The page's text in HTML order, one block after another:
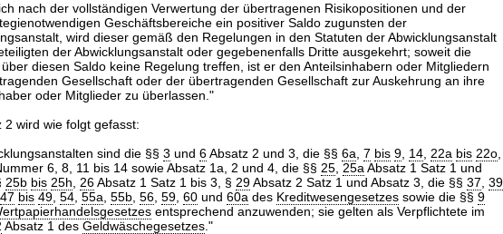
nach der vollständigen Verwertung der übertragenen Risikopositionen und der
Geschäftsbereiche ein positiver Saldo zugunsten der
wird dieser gemäß den Regelungen in den Statuten der Abwicklungsanstalt
der Abwicklungsanstalt oder gegebenenfalls Dritte ausgekehrt; soweit die
diesen Saldo keine Regelung treffen, ist er den Anteilsinhabern oder Mitgliedern
Gesellschaft oder der übertragenden Gesellschaft zur Auskehrung an ihre
oder Mitglieder zu überlassen."
2 wird wie folgt gefasst:
sind die §§ 3 und 6Absatz 2 und 3, die §§ 6a 7 bis 9, 14, 22a bis 22o,
6, 8, 11 bis 14 sowie Absatz 1a, 2 und 4, die §§ 25, 25a Absatz 1 Satz 1 und
25b bis 25h 26Absatz 1 Satz 1 bis 3, § 29Absatz 2 Satz 1 und Absatz 3, die §§ 37 39
47 bis 49, 54, 55a 55b, 56, 59, 60und 60a des Kreditwesengesetzessowie die §§ 9
entsprechend anzuwenden; sie gelten als Verpflichtete im
Absatz 1 des Geldwäschegesetzes."